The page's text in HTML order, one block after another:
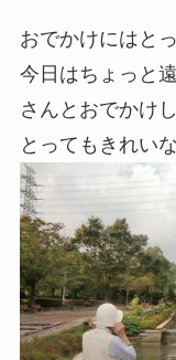
おでかけにはと
今日はちょっと
さんとおでかけ
とってもきれい